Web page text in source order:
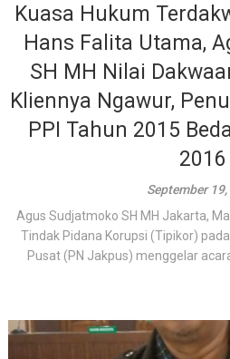
Kuasa Hukum
Hans Falita Utama,
SH MH Nilai
Kliennya Ngawur,
PPI Tahun 2015
2016
September
Agus Sudjatmoko SH MH Jakarta,
Tindak Pidana Korupsi (Tipikor)
Pusat (PN Jakpus) menggelar